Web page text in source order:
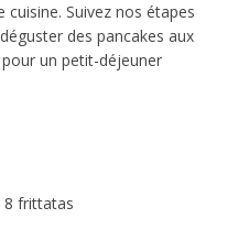
Suivez nos étapes
des pancakes aux
un petit-déjeuner
8 frittatas